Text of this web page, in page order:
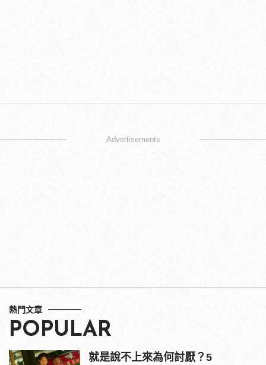
Advertisements
熱門文章
POPULAR
就是說不上來為何討厭？5